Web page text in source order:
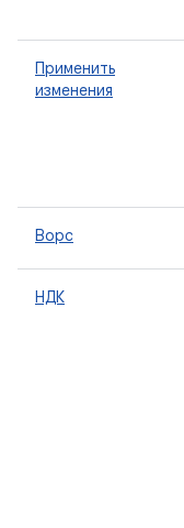
Применить
изменения
Ворс
НДК